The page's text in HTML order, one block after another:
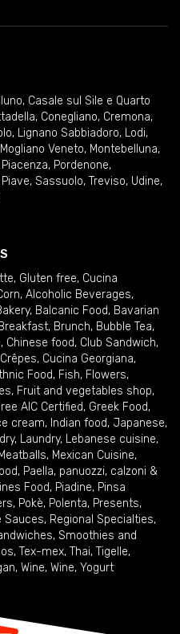
, Casale sul Sile e Quarto
, Conegliano, Cremona,
, Lignano Sabbiadoro, Lodi,
Mogliano Veneto, Montebelluna,
Piacenza, Pordenone,
, Sassuolo, Treviso, Udine,
, Gluten free, Cucina
, Alcoholic Beverages,
, Balcanic Food, Bavarian
Breakfast, Brunch, Bubble Tea,
, Chinese food, Club Sandwich,
Crêpes, Cucina Georgiana,
Food, Fish, Flowers,
, Fruit and vegetables shop,
AIC Certified, Greek Food,
cream, Indian food, Japanese,
, Laundry, Lebanese cuisine,
, Mexican Cuisine,
, Paella, panuozzi, calzoni &
Food, Piadine, Pinsa
, Pokè, Polenta, Presents,
Sauces, Regional Specialties,
, Smoothies and
, Tex-mex, Thai, Tigelle,
, Wine, Wine, Yogurt